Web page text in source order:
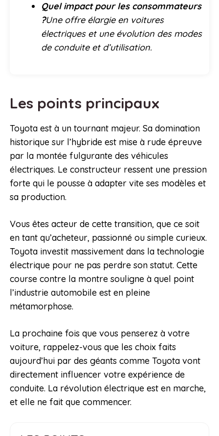
Quel impact pour les consommateurs
?Une offre élargie en voitures
électriques et une évolution des modes
de conduite et d’utilisation.
Les points principaux
Toyota est à un tournant majeur. Sa domination
historique sur l’hybride est mise à rude épreuve
par la montée fulgurante des véhicules
électriques. Le constructeur ressent une pression
forte qui le pousse à adapter vite ses modèles et
sa production.
Vous êtes acteur de cette transition, que ce soit
en tant qu’acheteur, passionné ou simple curieux.
Toyota investit massivement dans la technologie
électrique pour ne pas perdre son statut. Cette
course contre la montre souligne à quel point
l’industrie automobile est en pleine
métamorphose.
La prochaine fois que vous penserez à votre
voiture, rappelez-vous que les choix faits
aujourd’hui par des géants comme Toyota vont
directement influencer votre expérience de
conduite. La révolution électrique est en marche,
et elle ne fait que commencer.